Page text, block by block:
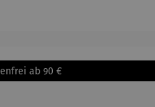
ab 90 €